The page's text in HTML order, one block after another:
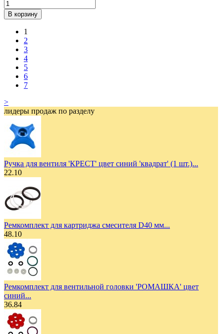
В корзину
1
2
3
4
5
6
7
>
лидеры продаж по разделу
Ручка для вентиля 'КРЕСТ' цвет синий 'квадрат' (1 шт.)...
22.10
Ремкомплект для картриджа смесителя D40 мм...
48.10
Ремкомплект для вентильной головки 'РОМАШКА' цвет
синий...
36.84